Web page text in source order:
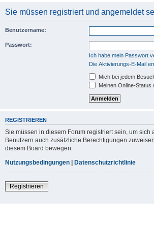
Sie müssen registriert und angemeldet
Benutzername:
Passwort:
Ich habe mein Passwort
Die Aktivierungs-E-Mail
Mich bei jedem
Meinen Online-
REGISTRIEREN
Sie müssen in diesem Forum registriert sein, um
Benutzern auch zusätzliche Berechtigungen
diesem Board bewegen.
Nutzungsbedingungen | Datenschutzrichtlinie
Registrieren